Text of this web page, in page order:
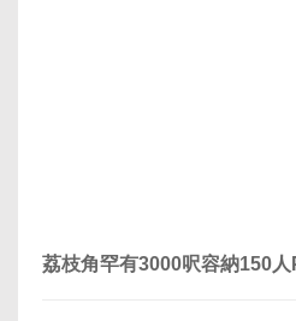
荔枝角罕有3000呎容納150